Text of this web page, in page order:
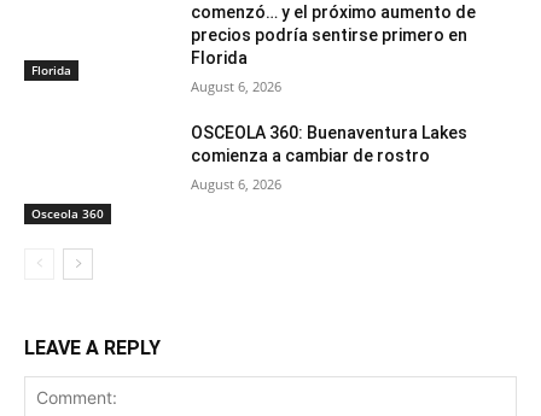
Florida
comenzó… y el próximo aumento de
precios podría sentirse primero en
Florida
August 6, 2026
Osceola 360
OSCEOLA 360: Buenaventura Lakes
comienza a cambiar de rostro
August 6, 2026
LEAVE A REPLY